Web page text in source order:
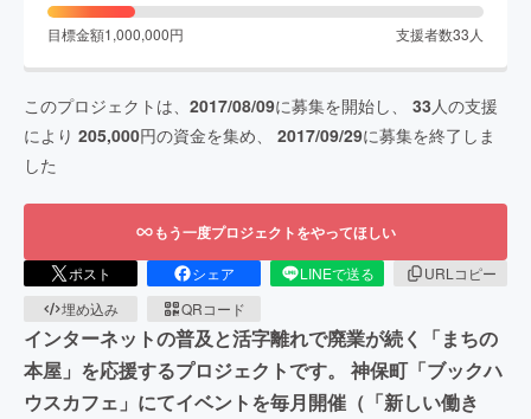
目標金額1,000,000円 支援者数33 人
このプロジェクトは、 2017/08/09に募集を開始し、 33人の支援
により 205,000円の資金を集め、 2017/09/29に募集を終了しま
した
もう一度プロジェクトをやってほしい
ポスト シェア LINEで送る
URLコピー
埋め込み
QRコード
インターネットの普及と活字離れで廃業が続く「まちの
本屋」を応援するプロジェクトです。 神保町「ブックハ
ウスカフェ」にてイベントを毎月開催（「新しい働き